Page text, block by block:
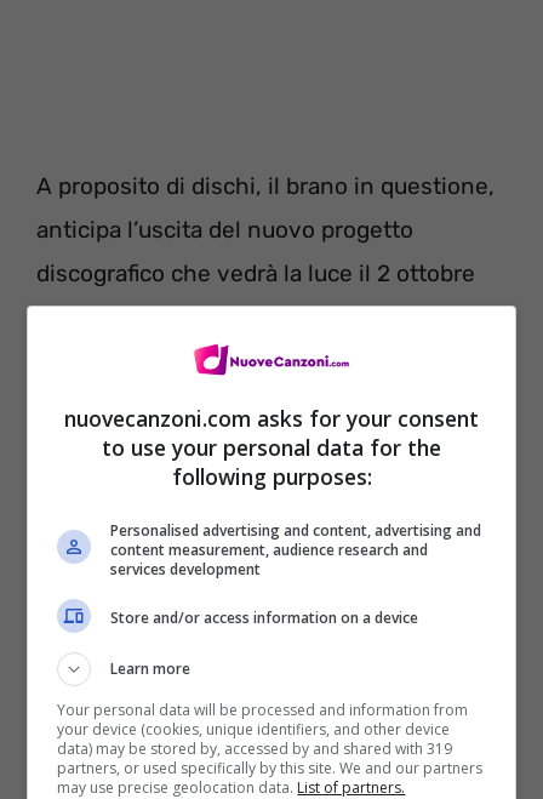
A proposito di dischi, il brano in questione,
anticipa l’uscita del nuovo progetto
discografico che vedrà la luce il 2 ottobre
settembre negli store digitali e vede anche
la partecipazione di Roberto Angelini.
nuovecanzoni.com asks for your consent
to use your personal data for the
following purposes:
Personalised advertising and content, advertising and
content measurement, audience research and
services development
Store and/or access information on a device
Learn more
Your personal data will be processed and information from
your device (cookies, unique identifiers, and other device
data) may be stored by, accessed by and shared with 319
partners, or used specifically by this site. We and our partners
may use precise geolocation data. List of partners.